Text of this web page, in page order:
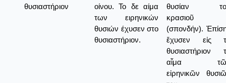
θυσιαστήριον
οίνου. Το δε αίμα
των ειρηνικών
θυσιών έχυσεν στο
θυσιαστήριον.
θυσίαν
κρασιοῦ
(σπονδήν).
ἔχυσεν εἰς
θυσιαστήριον
αἷμα
εἰρηνικῶν